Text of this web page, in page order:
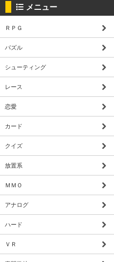
メニュー
ＲＰＧ
パズル
シューティング
レース
恋愛
カード
クイズ
放置系
ＭＭＯ
アナログ
ハード
ＶＲ